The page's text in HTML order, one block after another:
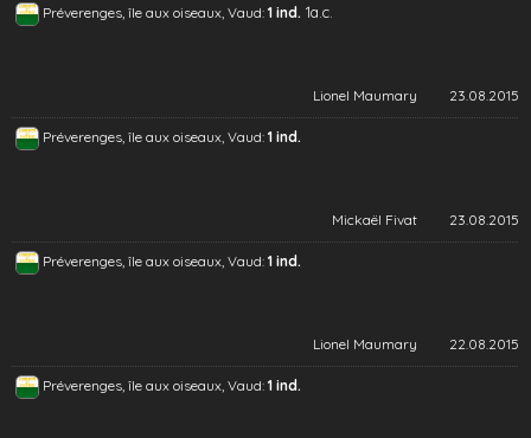
Préverenges, île aux oiseaux, Vaud: 1 ind. 1a.c.
Lionel Maumary 23.08.2015
Préverenges, île aux oiseaux, Vaud: 1 ind.
Mickaël Fivat 23.08.2015
Préverenges, île aux oiseaux, Vaud: 1 ind.
Lionel Maumary 22.08.2015
Préverenges, île aux oiseaux, Vaud: 1 ind.